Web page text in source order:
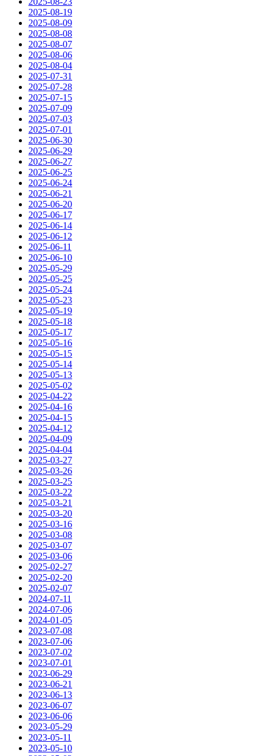
2025-08-19
2025-08-09
2025-08-08
2025-08-07
2025-08-06
2025-08-04
2025-07-31
2025-07-28
2025-07-15
2025-07-09
2025-07-03
2025-07-01
2025-06-30
2025-06-29
2025-06-27
2025-06-25
2025-06-24
2025-06-21
2025-06-20
2025-06-17
2025-06-14
2025-06-12
2025-06-11
2025-06-10
2025-05-29
2025-05-25
2025-05-24
2025-05-23
2025-05-19
2025-05-18
2025-05-17
2025-05-16
2025-05-15
2025-05-14
2025-05-13
2025-05-02
2025-04-22
2025-04-16
2025-04-15
2025-04-12
2025-04-09
2025-04-04
2025-03-27
2025-03-26
2025-03-25
2025-03-22
2025-03-21
2025-03-20
2025-03-16
2025-03-08
2025-03-07
2025-03-06
2025-02-27
2025-02-20
2025-02-07
2024-07-11
2024-07-06
2024-01-05
2023-07-08
2023-07-06
2023-07-02
2023-07-01
2023-06-29
2023-06-21
2023-06-13
2023-06-07
2023-06-06
2023-05-29
2023-05-11
2023-05-10